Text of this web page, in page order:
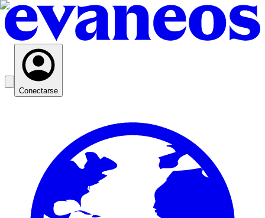
Conectarse